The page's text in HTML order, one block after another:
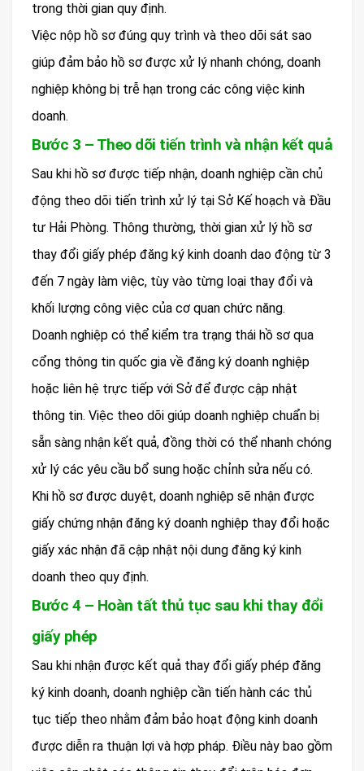
trong thời gian quy định.
Việc nộp hồ sơ đúng quy trình và theo dõi sát sao
giúp đảm bảo hồ sơ được xử lý nhanh chóng, doanh
nghiệp không bị trễ hạn trong các công việc kinh
doanh.
Bước 3 – Theo dõi tiến trình và nhận kết quả
Sau khi hồ sơ được tiếp nhận, doanh nghiệp cần chủ
động theo dõi tiến trình xử lý tại Sở Kế hoạch và Đầu
tư Hải Phòng. Thông thường, thời gian xử lý hồ sơ
thay đổi giấy phép đăng ký kinh doanh dao động từ 3
đến 7 ngày làm việc, tùy vào từng loại thay đổi và
khối lượng công việc của cơ quan chức năng.
Doanh nghiệp có thể kiểm tra trạng thái hồ sơ qua
cổng thông tin quốc gia về đăng ký doanh nghiệp
hoặc liên hệ trực tiếp với Sở để được cập nhật
thông tin. Việc theo dõi giúp doanh nghiệp chuẩn bị
sẵn sàng nhận kết quả, đồng thời có thể nhanh chóng
xử lý các yêu cầu bổ sung hoặc chỉnh sửa nếu có.
Khi hồ sơ được duyệt, doanh nghiệp sẽ nhận được
giấy chứng nhận đăng ký doanh nghiệp thay đổi hoặc
giấy xác nhận đã cập nhật nội dung đăng ký kinh
doanh theo quy định.
Bước 4 – Hoàn tất thủ tục sau khi thay đổi
giấy phép
Sau khi nhận được kết quả thay đổi giấy phép đăng
ký kinh doanh, doanh nghiệp cần tiến hành các thủ
tục tiếp theo nhằm đảm bảo hoạt động kinh doanh
được diễn ra thuận lợi và hợp pháp. Điều này bao gồm